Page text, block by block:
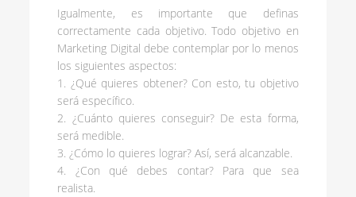
Igualmente, es importante que definas
correctamente cada objetivo. Todo objetivo en
Marketing Digital debe contemplar por lo menos
los siguientes aspectos:
1. ¿Qué quieres obtener? Con esto, tu objetivo
será específico.
2. ¿Cuánto quieres conseguir? De esta forma,
será medible.
3. ¿Cómo lo quieres lograr? Así, será alcanzable.
4. ¿Con qué debes contar? Para que sea
realista.